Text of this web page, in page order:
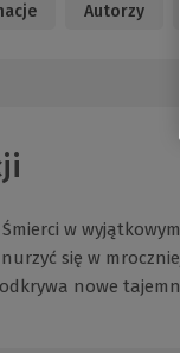
Autorzy
w
się w
nowe